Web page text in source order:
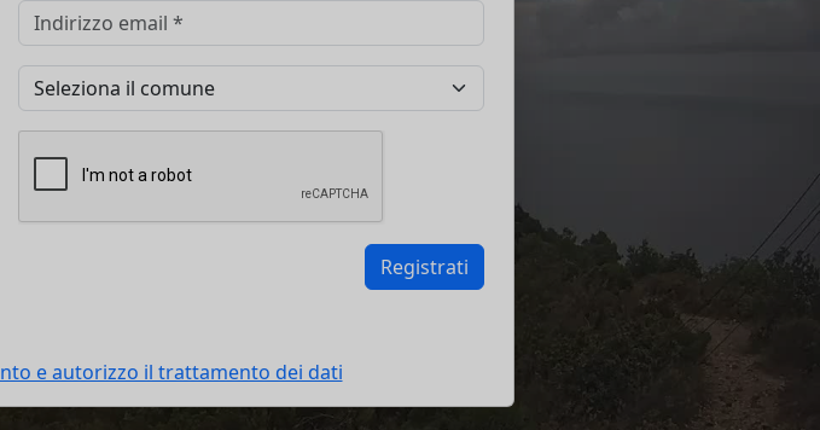
Registrati
e autorizzo il trattamento dei dati